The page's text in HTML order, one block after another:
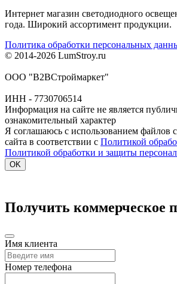
Интернет магазин светодиодного
года. Широкий ассортимент продукции.
Политика обработки персональных
© 2014-2026 LumStroy.ru
ООО "В2ВСтроймаркет"
ИНН - 7730706514
Информация на сайте не является
ознакомительный характер
Я соглашаюсь с использованием файлов
сайта в соответствии с Политикой
Политикой обработки и защиты
OK
Получить коммерческое
Имя клиента
Номер телефона